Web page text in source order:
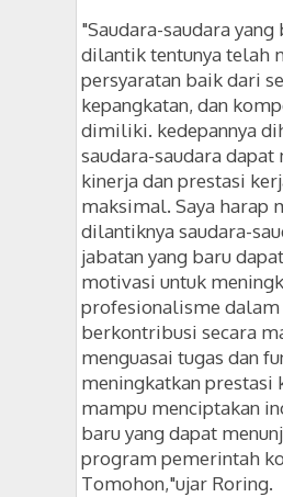
"Saudara-saudara yang
dilantik tentunya telah
persyaratan baik dari
kepangkatan, dan
dimiliki. kedepannya
saudara-saudara dapat
kinerja dan prestasi
maksimal. Saya harap
dilantiknya saudara-
jabatan yang baru
motivasi untuk
profesionalisme dalam
berkontribusi secara
menguasai tugas dan
meningkatkan prestasi
mampu menciptakan
baru yang dapat
program pemerintah
Tomohon,"ujar Roring.